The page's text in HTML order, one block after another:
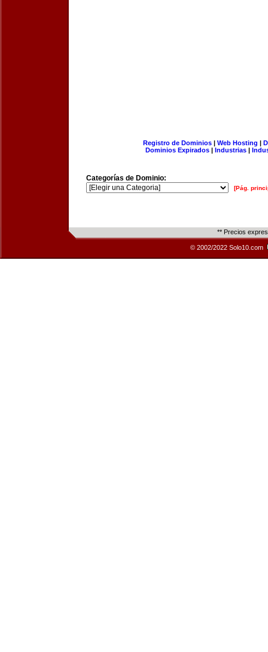
Registro de Dominios| Web Hosting |
Dominios Expirados | Industrias |
Categorías de Dominio:
[Pág.
** Precios
© 2002/2022 Solo10.com